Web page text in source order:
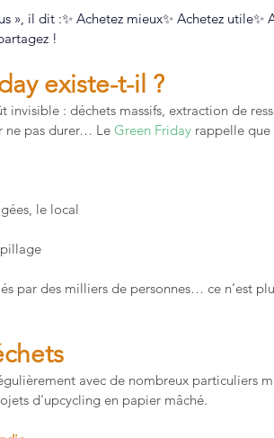
», il dit :✨ Achetez mieux✨ Achetez utile✨
!
existe-t-il ?
invisible : déchets massifs, extraction de
ne pas durer… Le Green Friday rappelle que
le local
par des milliers de personnes… ce n’est
avec de nombreux particuliers
d'upcycling en papier mâché.